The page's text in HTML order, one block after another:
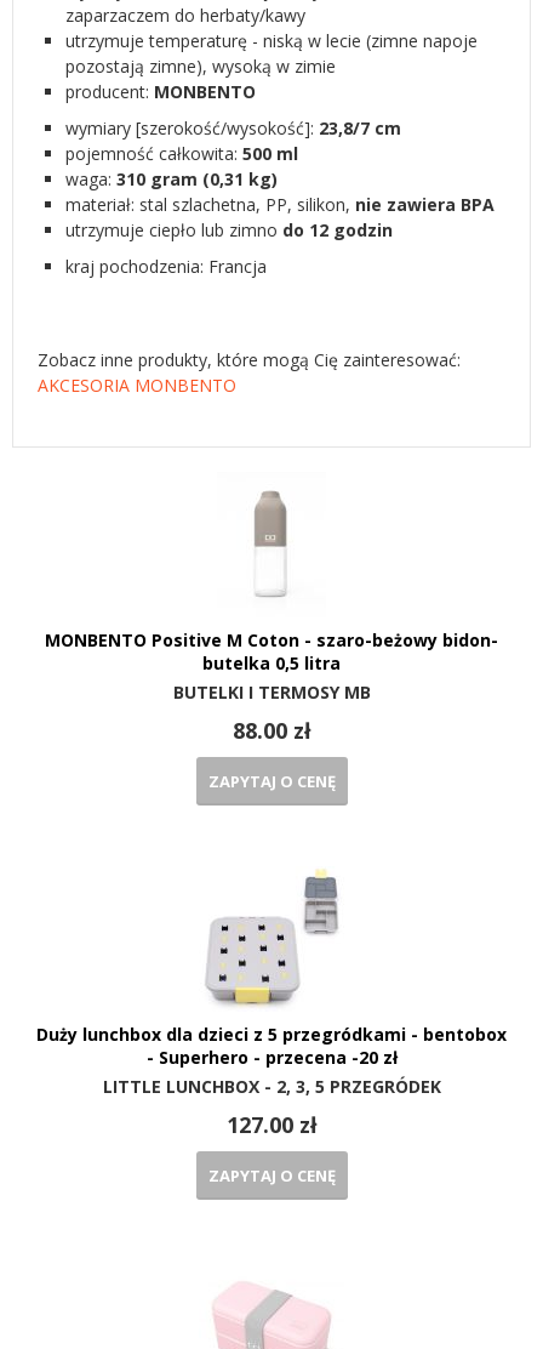
zaparzaczem do herbaty/kawy
utrzymuje temperaturę - niską w lecie (zimne napoje
pozostają zimne), wysoką w zimie
producent: MONBENTO
wymiary [szerokość/wysokość]: 23,8/7 cm
pojemność całkowita: 500 ml
waga: 310 gram (0,31 kg)
materiał: stal szlachetna, PP, silikon, nie zawiera BPA
utrzymuje ciepło lub zimno do 12 godzin
kraj pochodzenia: Francja
Zobacz inne produkty, które mogą Cię zainteresować:
AKCESORIA MONBENTO
MONBENTO Positive M Coton - szaro-beżowy bidon-
butelka 0,5 litra
BUTELKI I TERMOSY MB
88.00 zł
ZAPYTAJ O CENĘ
Duży lunchbox dla dzieci z 5 przegródkami - bentobox
- Superhero - przecena -20 zł
LITTLE LUNCHBOX - 2, 3, 5 PRZEGRÓDEK
127.00 zł
ZAPYTAJ O CENĘ